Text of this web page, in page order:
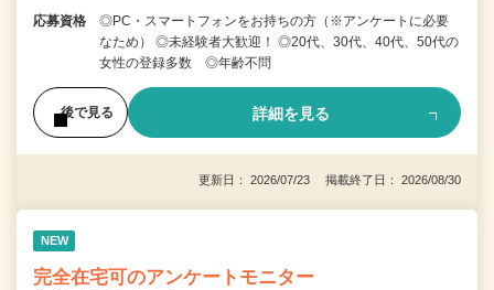
応募資格
◎PC・スマートフォンをお持ちの方（※アンケートに必要
なため） ◎未経験者大歓迎！ ◎20代、30代、40代、50代の
女性の登録多数 ◎年齢不問
後で見る 詳細を見る
更新日： 2026/07/23 掲載終了日： 2026/08/30
NEW
完全在宅可のアンケートモニター